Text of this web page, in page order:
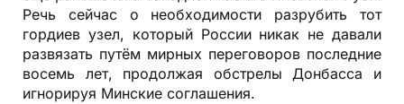
Речь сейчас о необходимости разрубить тот
гордиев узел, который России никак не давали
развязать путём мирных переговоров последние
восемь лет, продолжая обстрелы Донбасса и
игнорируя Минские соглашения.